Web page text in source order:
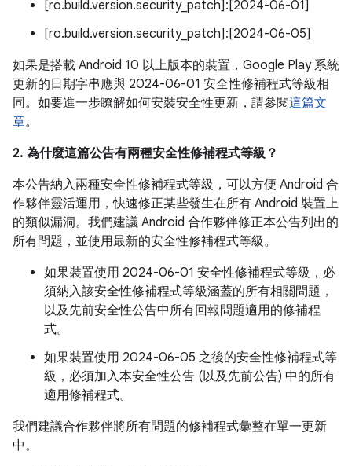
[ro.build.version.security_patch]:[2024-06-01]
[ro.build.version.security_patch]:[2024-06-05]
如果是搭載 Android 10 以上版本的裝置，Google Play 系統
更新的日期字串應與 2024-06-01 安全性修補程式等級相
同。如要進一步瞭解如何安裝安全性更新，請參閱這篇文
章。
2. 為什麼這篇公告有兩種安全性修補程式等級？
本公告納入兩種安全性修補程式等級，可以方便 Android 合
作夥伴靈活運用，快速修正某些發生在所有 Android 裝置上
的類似漏洞。我們建議 Android 合作夥伴修正本公告列出的
所有問題，並使用最新的安全性修補程式等級。
如果裝置使用 2024-06-01 安全性修補程式等級，必
須納入該安全性修補程式等級涵蓋的所有相關問題，
以及先前安全性公告中所有回報問題適用的修補程
式。
如果裝置使用 2024-06-05 之後的安全性修補程式等
級，必須加入本安全性公告 (以及先前公告) 中的所有
適用修補程式。
我們建議合作夥伴將所有問題的修補程式彙整在單一更新
中。